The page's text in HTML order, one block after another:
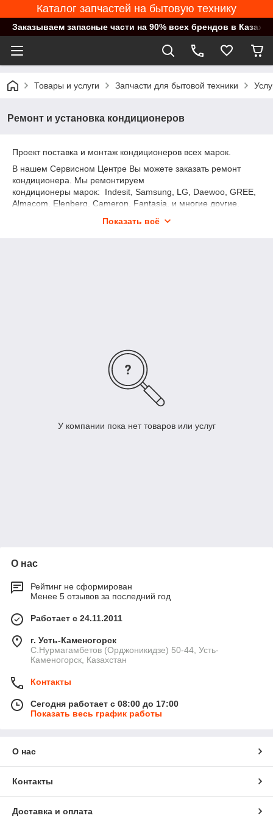
Каталог запчастей на бытовую технику
Заказываем запасные части на 90% всех брендов в
Товары и услуги Запчасти для бытовой техники
Ремонт и установка кондиционеров
Проект поставка и монтаж кондиционеров всех марок.
В нашем Сервисном Центре Вы можете заказать ремонт
кондиционера. Мы ремонтируем
кондиционеры марок: Indesit, Samsung, LG, Daewoo, GREE,
Almacom, Elenberg, Cameron, Fantasia, и многие другие.
Наши специалисты в короткие сроки выедут на место и
Показать всё
У компании пока нет товаров или услуг
О нас
Рейтинг не сформирован
Менее 5 отзывов за последний год
Работает с 24.11.2011
г. Усть-Каменогорск
С.Нурмагамбетов (Орджоникидзе) 50-44, Усть-
Каменогорск, Казахстан
Контакты
Сегодня работает с 08:00 до 17:00
Показать весь график работы
О нас
Контакты
Доставка и оплата